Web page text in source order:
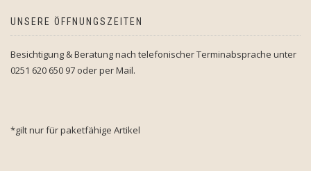
UNSERE ÖFFNUNGSZEITEN
Besichtigung & Beratung nach telefonischer Terminabsprache unter
0251 620 650 97 oder per Mail.
*gilt nur für paketfähige Artikel